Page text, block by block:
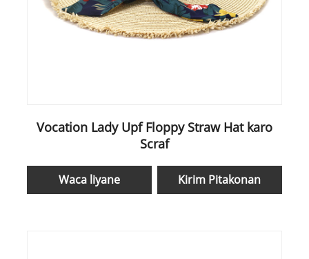
Vocation Lady Upf Floppy Straw Hat karo
Scraf
Waca liyane Kirim Pitakonan